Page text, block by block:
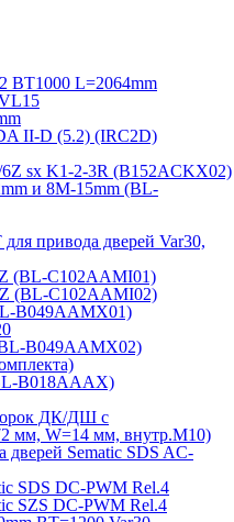
L=2064mm
II-D (5.2) (IRC2D)
sx K1-2-3R (B152ACKX02)
и 8M-15mm (BL-
привода дверей Var30,
(BL-C102AAMI01)
(BL-C102AAMI02)
B049AAMX01)
B049AAMX02)
B018AAAX)
ДК/ДШ с
мм, W=14 мм, внутр.М10)
дверей Sematiс SDS AC-
SDS DC-PWM Rel.4
SZS DC-PWM Rel.4